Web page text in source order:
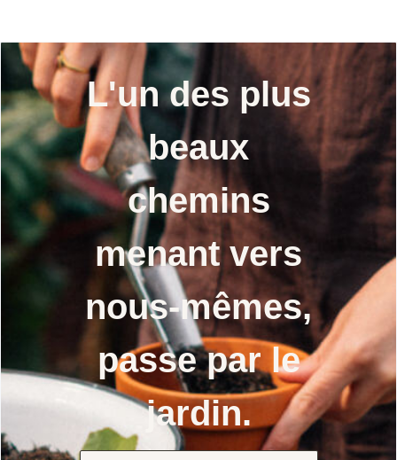
L'un des plus
beaux
chemins
menant vers
nous-mêmes,
passe par le
jardin.